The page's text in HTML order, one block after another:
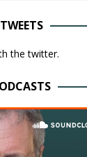
the twitter.